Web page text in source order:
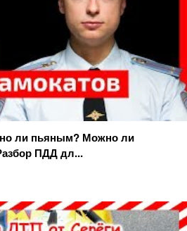
ли пьяным? Можно ли
ПДД дл...